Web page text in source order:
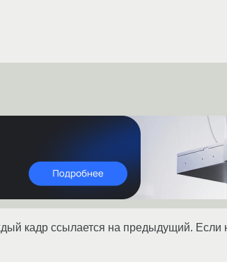
кадр ссылается на предыдущий. Если